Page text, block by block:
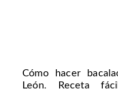
Cómo hacer
León. Receta